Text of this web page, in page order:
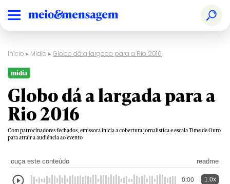
Início ▸ Mídia ▸Globo dá a largada para a Rio 2016
mídia
Globo dá a largada para a
Rio 2016
Com patrocinadores fechados, emissora inicia a cobertura jornalística e escala Time de Ouro
para atrair a audiência ao evento
ouça este conteúdo readme
0:00 1.0x